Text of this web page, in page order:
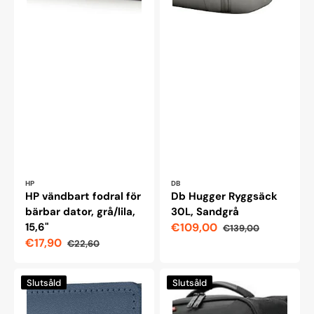
Leverantör:
HP
HP vändbart fodral för
bärbar dator, grå/lila,
15,6"
Reapris
€17,90
Ordinarie
€22,60
Leverantör:
DB
Db Hugger Ryggsäck
30L, Sandgrå
Reapris
€109,00
Ordinarie
€139,00
Secrid
Original
Slimwallet,
Slutsåld
Lenovo
ThinkPad
Professional
Slutsåld